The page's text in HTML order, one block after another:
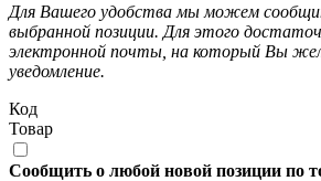
Для Вашего удобства мы можем
выбранной позиции. Для этого
электронной почты, на который Вы
уведомление.
Код
Товар
Сообщить о любой новой позиции по